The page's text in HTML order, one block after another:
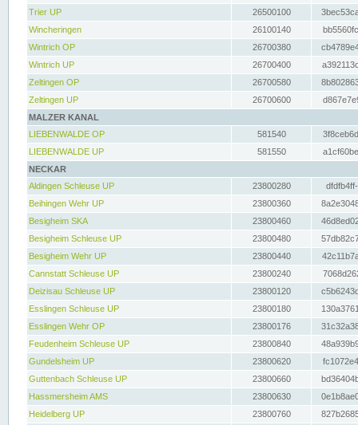
Trier UP
26500100
Wincheringen
26100140
Wintrich OP
26700380
Wintrich UP
26700400
Zeltingen OP
26700580
Zeltingen UP
26700600
MALZER KANAL
LIEBENWALDE OP
581540
LIEBENWALDE UP
581550
NECKAR
Aldingen Schleuse UP
23800280
Beihingen Wehr UP
23800360
Besigheim SKA
23800460
Besigheim Schleuse UP
23800480
Besigheim Wehr UP
23800440
Cannstatt Schleuse UP
23800240
Deizisau Schleuse UP
23800120
Esslingen Schleuse UP
23800180
Esslingen Wehr OP
23800176
Feudenheim Schleuse UP
23800840
Gundelsheim UP
23800620
Guttenbach Schleuse UP
23800660
Hassmersheim AMS
23800630
Heidelberg UP
23800760